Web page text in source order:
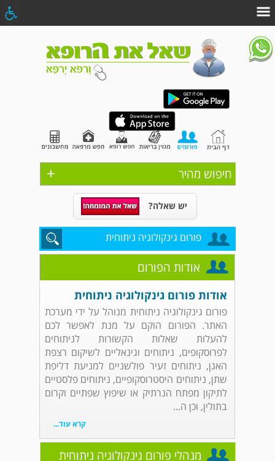
+ חיפוש מהיר
יש שאלה?
פורום גינקולוגיה ניתוחית
אודות הפורום
אודות פורום גינקולוגיה ניתוחית
פורום גינקולוגיה ניתוחית מנוהל על ידי מערכת
האתר. הפורום הוקם על מנת לאפשר לכם
להעלות שאלות הקשורות לניתוחים
לפרוסקופים, ניתוחים וגינאליים לשיקום רצפת
האגן, ניתוחים זעיר פולשניים למניעת דליפת
שתן, ניתוחים היסטרוסקופיים, ניתוחים פלסטיים
לתיקון מפתח הנרתיק או שיפוץ שפתיים וקרום
בתולין, וכן ה...
קרא עוד...
מנהלי פורום גינקולוגיה ניתוחית